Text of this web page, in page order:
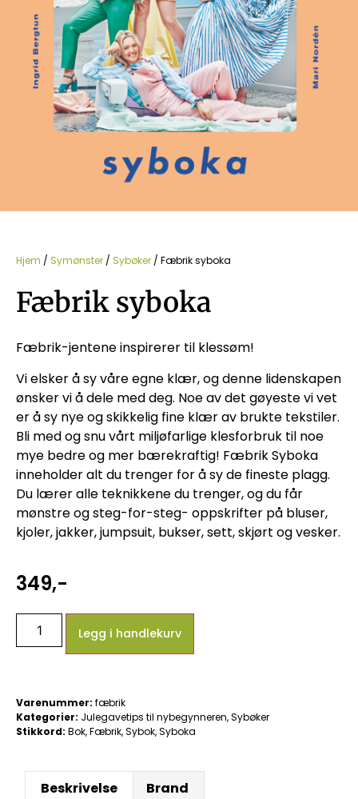
Hjem / Symønster / Sybøker / Fæbrik syboka
Fæbrik syboka
Fæbrik-jentene inspirerer til klessøm!
Vi elsker å sy våre egne klær, og denne lidenskapen
ønsker vi å dele med deg. Noe av det gøyeste vi vet
er å sy nye og skikkelig fine klær av brukte tekstiler.
Bli med og snu vårt miljøfarlige klesforbruk til noe
mye bedre og mer bærekraftig! Fæbrik Syboka
inneholder alt du trenger for å sy de fineste plagg.
Du lærer alle teknikkene du trenger, og du får
mønstre og steg-for-steg- oppskrifter på bluser,
kjoler, jakker, jumpsuit, bukser, sett, skjørt og vesker.
349,-
Legg i handlekurv
Varenummer: fæbrik
Kategorier: Julegavetips til nybegynneren,Sybøker
Stikkord: Bok,Fæbrik,Sybok,Syboka
Beskrivelse Brand